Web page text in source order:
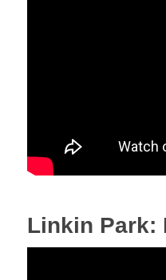
Linkin Park: